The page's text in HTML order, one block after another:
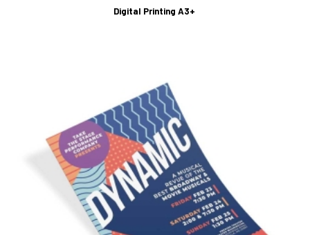
Digital Printing A3+